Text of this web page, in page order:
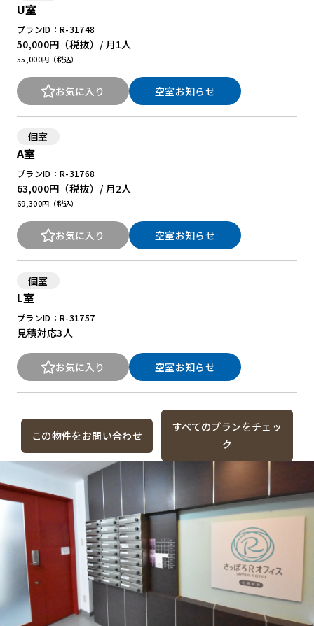
U室
プランID：R-31748
50,000円 （税抜）/ 月
55,000円（税込）
1人
お気に入り 空室お知らせ
個室
A室
プランID：R-31768
63,000円 （税抜）/ 月
69,300円（税込）
2人
お気に入り 空室お知らせ
個室
L室
プランID：R-31757
見積対応3人
お気に入り 空室お知らせ
この物件をお問い合わせ
すべてのプランをチェッ
ク